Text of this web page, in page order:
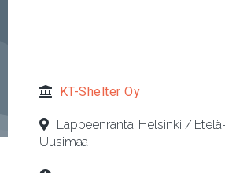
KT-Shelter Oy
Lappeenranta, Helsinki /
Uusimaa